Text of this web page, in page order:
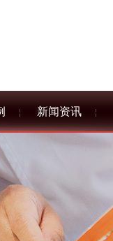
新闻资讯